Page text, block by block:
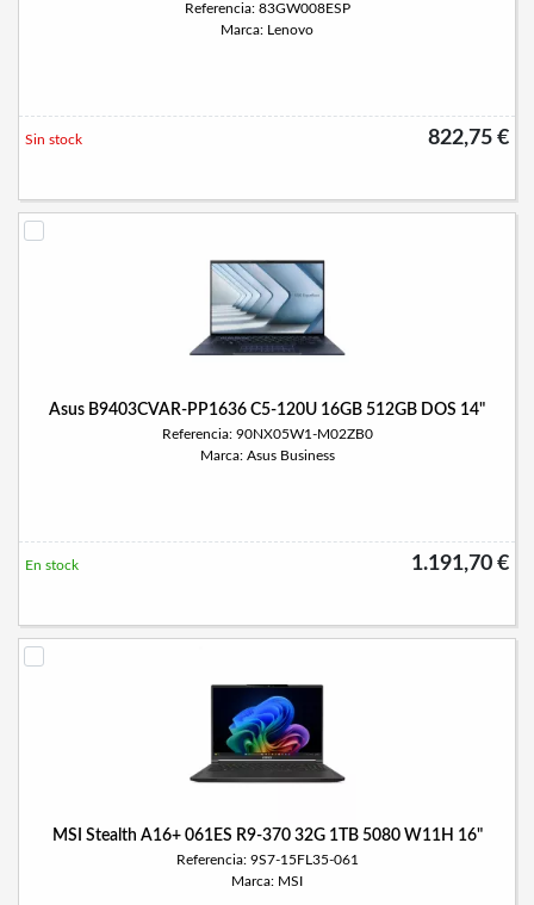
Referencia: 83GW008ESP
Marca: Lenovo
822,75 €
Sin stock
Asus B9403CVAR-PP1636 C5-120U 16GB 512GB DOS 14"
Referencia: 90NX05W1-M02ZB0
Marca: Asus Business
1.191,70 €
En stock
MSI Stealth A16+ 061ES R9-370 32G 1TB 5080 W11H 16"
Referencia: 9S7-15FL35-061
Marca: MSI